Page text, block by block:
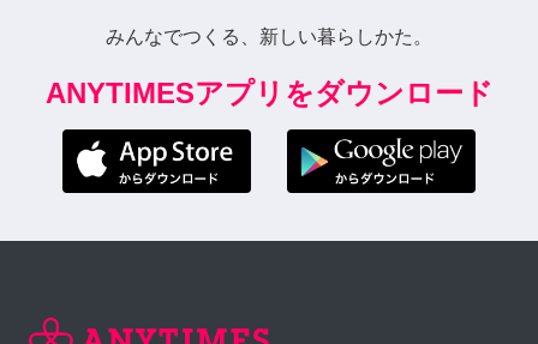
みんなでつくる、新しい暮らしかた。
ANYTIMESアプリをダウンロード